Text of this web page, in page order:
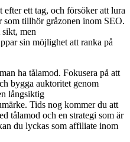
ett tag, och försöker att lura
som tillhör gråzonen inom SEO.
men
sin möjlighet att ranka på
ha tålamod. Fokusera på att
bygga auktoritet genom
långsiktig
Tids nog kommer du att
tålamod och en strategi som är
du lyckas som affiliate inom